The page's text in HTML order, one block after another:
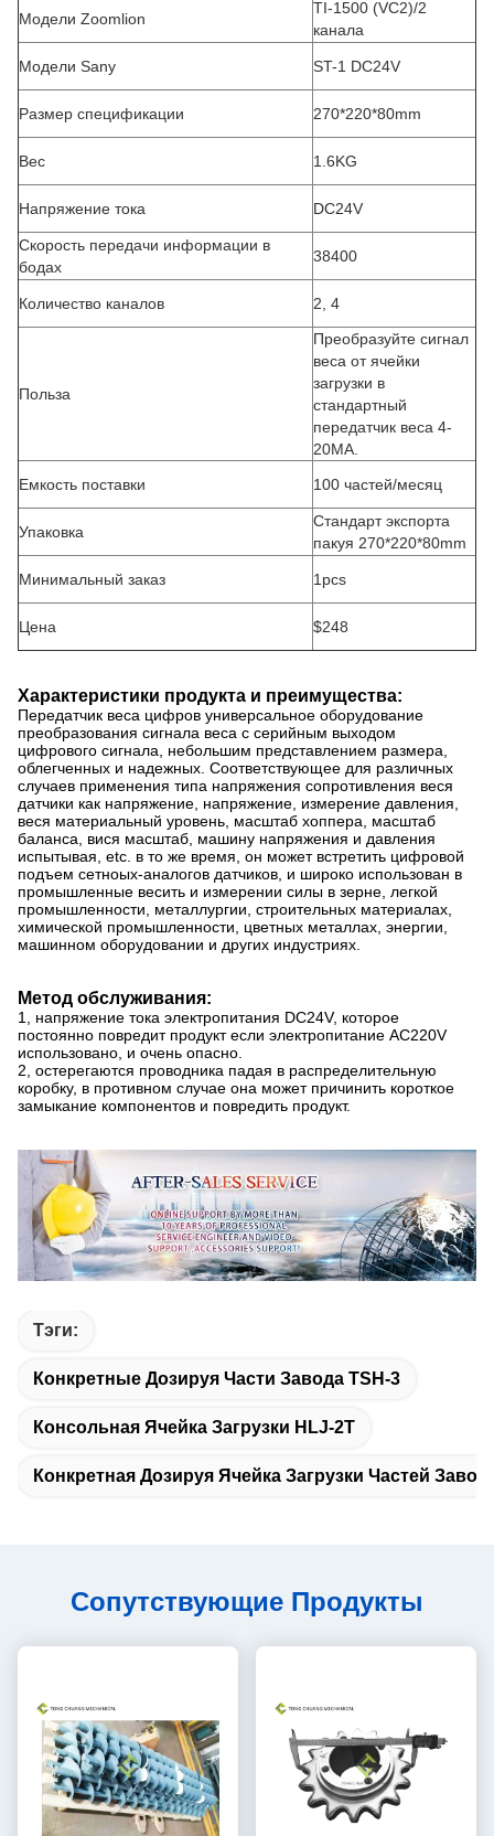
Модели Zoomlion
TI-1500 (VC2)/2
канала
Модели Sany ST-1 DC24V
Размер спецификации 270*220*80mm
Вес 1.6KG
Напряжение тока DC24V
Скорость передачи информации в
бодах
38400
Количество каналов 2, 4
Польза
Преобразуйте сигнал
веса от ячейки
загрузки в
стандартный
передатчик веса 4-
20MA.
Емкость поставки
100 частей/месяц
Упаковка
Стандарт экспорта
пакуя 270*220*80mm
Минимальный заказ 1pcs
Цена $248
Характеристики продукта и преимущества:
Передатчик веса цифров универсальное оборудование
преобразования сигнала веса с серийным выходом
цифрового сигнала, небольшим представлением размера,
облегченных и надежных. Соответствующее для различных
случаев применения типа напряжения сопротивления веся
датчики как напряжение, напряжение, измерение давления,
веся материальный уровень, масштаб хоппера, масштаб
баланса, вися масштаб, машину напряжения и давления
испытывая, etc. в то же время, он может встретить цифровой
подъем сетноых-аналогов датчиков, и широко использован в
промышленные весить и измерении силы в зерне, легкой
промышленности, металлургии, строительных материалах,
химической промышленности, цветных металлах, энергии,
машинном оборудовании и других индустриях.
Метод обслуживания:
1, напряжение тока электропитания DC24V, которое
постоянно повредит продукт если электропитание AC220V
использовано, и очень опасно.
2, остерегаются проводника падая в распределительную
коробку, в противном случае она может причинить короткое
замыкание компонентов и повредить продукт.
Тэги:
Конкретные Дозируя Части Завода TSH-3
Консольная Ячейка Загрузки HLJ-2T
Конкретная Дозируя Ячейка Загрузки Частей
Сопутствующие Продукты